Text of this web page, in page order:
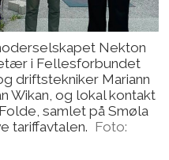
Nekton
i Fellesforbundet
driftstekniker Mariann
Wikan, og lokal kontakt
samlet på Smøla
tariffavtalen. Foto: